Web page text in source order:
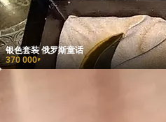
银色套装 俄罗斯童话
370 000₽